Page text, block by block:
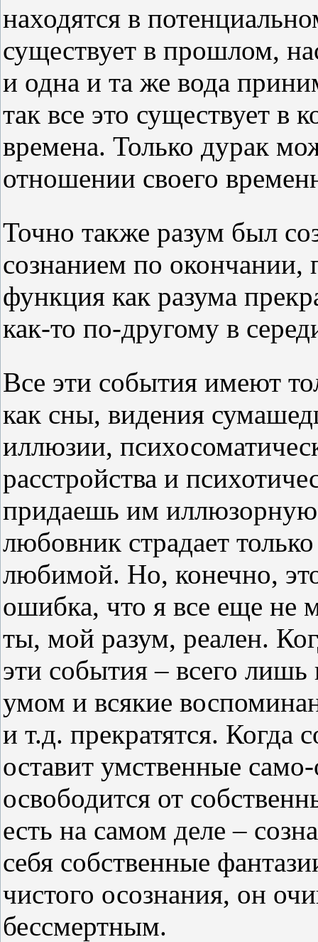
находятся в
существует в прошлом,
и одна и та же вода
так все это существует в
времена. Только дурак
отношении своего
Точно также разум был
сознанием по окончании,
функция как разума
как-то по-другому в
Все эти события имеют
как сны, видения
иллюзии,
расстройства и
придаешь им иллюзорную
любовник страдает
любимой. Но, конечно,
ошибка, что я все еще не
ты, мой разум, реален.
эти события – всего
умом и всякие
и т.д. прекратятся. Когда
оставит умственные
освободится от
есть на самом деле –
себя собственные
чистого осознания, он
бессмертным.